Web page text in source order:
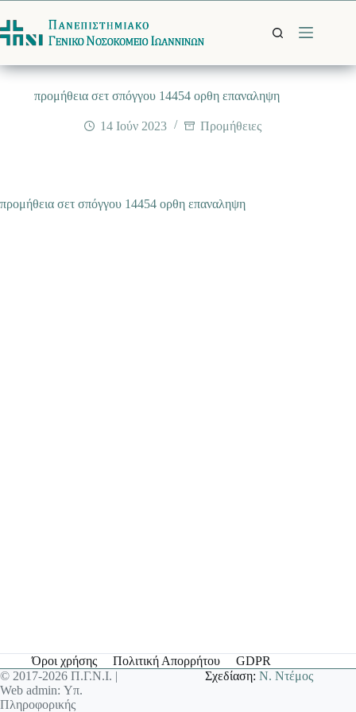
στο
περιεχόμενο
προμήθεια σετ σπόγγου 14454 ορθη επαναληψη
14 Ιούν 2023 Προμήθειες
προμήθεια σετ σπόγγου 14454 ορθη επαναληψη
Όροι χρήσης Πολιτική Απορρήτου
GDPR
© 2017-2026 Π.Γ.Ν.Ι. |
Web admin: Υπ.
Πληροφορικής
Σχεδίαση:Ν. Ντέμος